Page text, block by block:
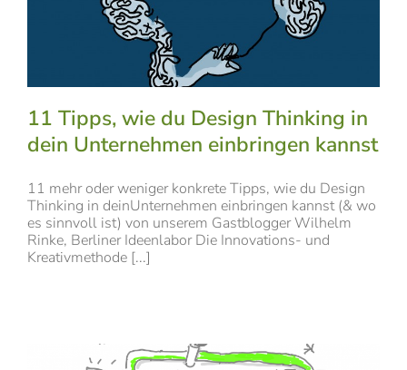
11 Tipps, wie du Design Thinking in
dein Unternehmen einbringen kannst
11 mehr oder weniger konkrete Tipps, wie du Design
Thinking in deinUnternehmen einbringen kannst (& wo
es sinnvoll ist) von unserem Gastblogger Wilhelm
Rinke, Berliner Ideenlabor Die Innovations- und
Kreativmethode [...]